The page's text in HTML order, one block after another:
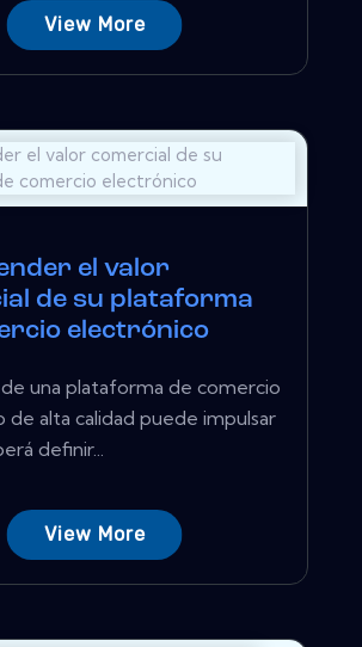
View More
el valor
de su plataforma
electrónico
una plataforma de comercio
de alta calidad puede impulsar
definir...
View More